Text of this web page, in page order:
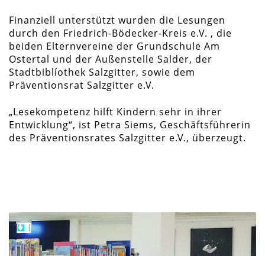
Finanziell unterstützt wurden die Lesungen
durch den Friedrich-Bödecker-Kreis e.V. , die
beiden Elternvereine der Grundschule Am
Ostertal und der Außenstelle Salder, der
Stadtbiblíothek Salzgitter, sowie dem
Präventionsrat Salzgitter e.V.
„Lesekompetenz hilft Kindern sehr in ihrer
Entwicklung“, ist Petra Siems, Geschäftsführerin
des Präventionsrates Salzgitter e.V., überzeugt.